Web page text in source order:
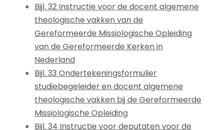
Bijl. 32 Instructie voor de docent algemene
theologische vakken van de
Gereformeerde Missiologische Opleiding
van de Gereformeerde Kerken in
Nederland
Bijl. 33 Ondertekeningsformulier
studiebegeleider en docent algemene
theologische vakken bij de Gereformeerde
Missiologische Opleiding
Bijl. 34 Instructie voor deputaten voor de